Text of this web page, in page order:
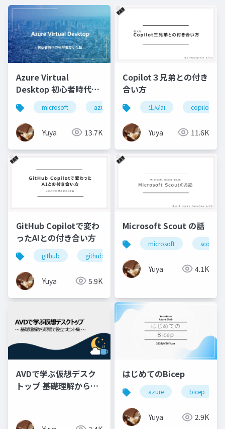
Azure Virtual
Desktop 初心者時代の
私が苦労した話
microsoft azure azure virtual desktop
Yuya 13.7K
Copilot３兄弟との付き
合い方
生成ai copilot
Yuya 11.6K
GitHub Copilotで変わ
ったAIとの付き合い方
github github copilot
Yuya 5.9K
Microsoft Scout の話
microsoft scout
Yuya 4.1K
AVDで学ぶ仮想デスク
トップ 基礎理解から現
はじめてのBicep
azure bicep
Yuya 2.9K